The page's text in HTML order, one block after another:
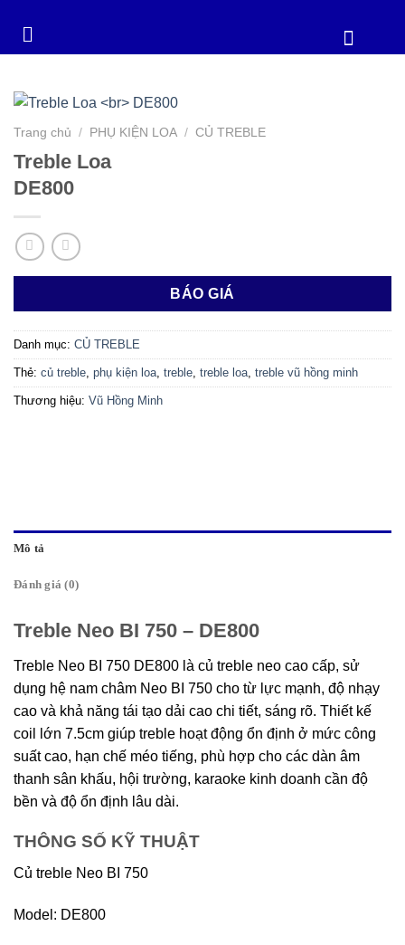
Trang chủ / PHỤ KIỆN LOA / CỦ TREBLE
Treble Loa
DE800
BÁO GIÁ
Danh mục: CỦ TREBLE
Thẻ: củ treble phụ kiện loa treble treble loa treble vũ hồng minh
Thương hiệu: Vũ Hồng Minh
Mô tả
Đánh giá (0)
Treble Neo BI 750 – DE800
Treble Neo BI 750 DE800 là củ treble neo cao cấp, sử
dụng hệ nam châm Neo BI 750 cho từ lực mạnh, độ nhạy
cao và khả năng tái tạo dải cao chi tiết, sáng rõ. Thiết kế
coil lớn 7.5cm giúp treble hoạt động ổn định ở mức công
suất cao, hạn chế méo tiếng, phù hợp cho các dàn âm
thanh sân khấu, hội trường, karaoke kinh doanh cần độ
bền và độ ổn định lâu dài.
THÔNG SỐ KỸ THUẬT
Củ treble Neo BI 750
Model: DE800